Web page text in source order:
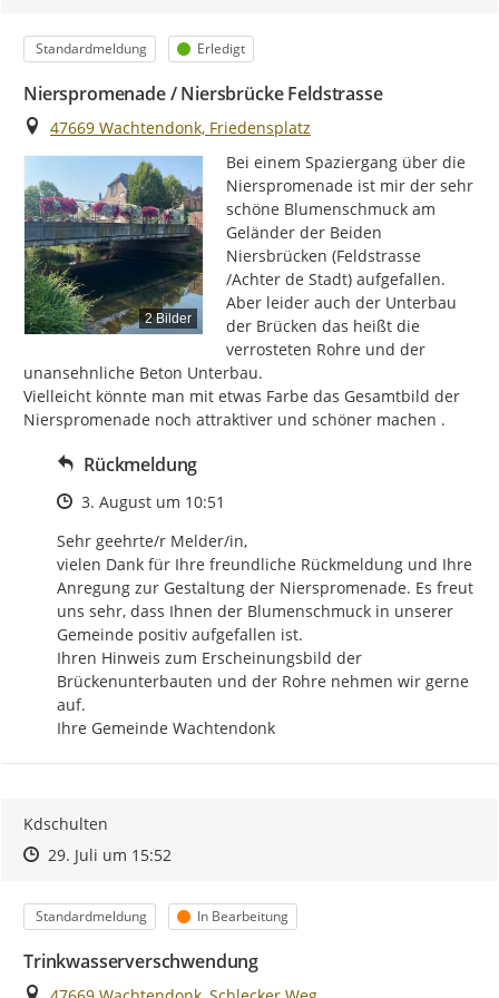
Kategorie
Standardmeldung Status
Erledigt
Nierspromenade / Niersbrücke Feldstrasse
Ort
47669 Wachtendonk, Friedensplatz
2 Bilder
Bei einem Spaziergang über die
Nierspromenade ist mir der sehr
schöne Blumenschmuck am
Geländer der Beiden
Niersbrücken (Feldstrasse
/Achter de Stadt) aufgefallen.
Aber leider auch der Unterbau
der Brücken das heißt die
verrosteten Rohre und der
unansehnliche Beton Unterbau.
Vielleicht könnte man mit etwas Farbe das Gesamtbild der
Nierspromenade noch attraktiver und schöner machen .
Rückmeldung
Zeitpunkt des Erstellens
3. August um 10:51
Sehr geehrte/r Melder/in,
vielen Dank für Ihre freundliche Rückmeldung und Ihre
Anregung zur Gestaltung der Nierspromenade. Es freut
uns sehr, dass Ihnen der Blumenschmuck in unserer
Gemeinde positiv aufgefallen ist.
Ihren Hinweis zum Erscheinungsbild der
Brückenunterbauten und der Rohre nehmen wir gerne
auf.
Ihre Gemeinde Wachtendonk
Kdschulten
Zeitpunkt des Erstellens
Zeitpunkt des Erstellens
29. Juli um 15:52Zur Äußerung
Kategorie
Standardmeldung Status
In Bearbeitung
Trinkwasserverschwendung